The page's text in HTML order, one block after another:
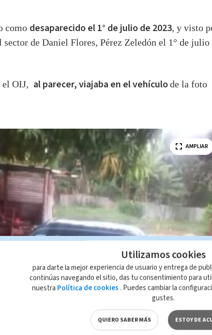
como desaparecido el 1° de julio de 2023, y visto
de Daniel Flores, Pérez Zeledón el 1° de julio
el OIJ, al parecer, viajaba en el vehículode la foto
AMPLIAR
Utilizamos cookies
para darte la mejor experiencia de usuario y entrega de
continúas navegando el sitio, das tu consentimiento para
nuestra Política de cookies . Puedes cambiar la
gustes.
QUIERO SABER MÁS ESTOY DE